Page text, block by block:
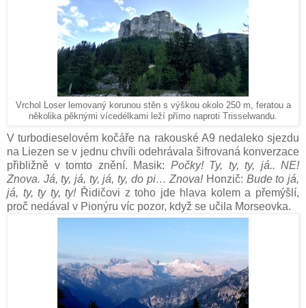
Vrchol Loser lemovaný korunou stěn s výškou okolo 250 m, feratou a
několika pěknými vícedélkami leží přímo naproti Trisselwandu.
V turbodieselovém kočáře na rakouské A9 nedaleko sjezdu
na Liezen se v jednu chvíli odehrávala šifrovaná konverzace
přibližně v tomto znění. Masik: Počky! Ty, ty, ty, já.. NE!
Znova. Já, ty, já, ty, já, ty, do pi… Znova!Honzič: Bude to já,
já, ty, ty ty, ty!Řidičovi z toho jde hlava kolem a přemýšlí,
proč nedával v Pionýru víc pozor, když se učila Morseovka.